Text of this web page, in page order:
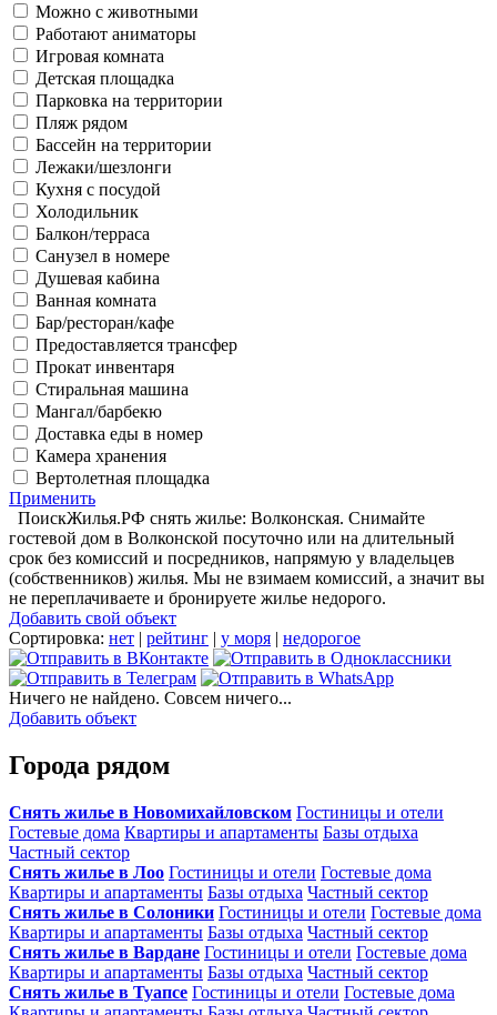
Можно с животными
Работают аниматоры
Игровая комната
Детская площадка
Парковка на территории
Пляж рядом
Бассейн на территории
Лежаки/шезлонги
Кухня с посудой
Холодильник
Балкон/терраса
Санузел в номере
Душевая кабина
Ванная комната
Бар/ресторан/кафе
Предоставляется трансфер
Прокат инвентаря
Стиральная машина
Мангал/барбекю
Доставка еды в номер
Камера хранения
Вертолетная площадка
Применить
ПоискЖилья.РФ снять жилье: Волконская. Снимайте
гостевой дом в Волконской посуточно или на длительный
срок без комиссий и посредников, напрямую у владельцев
(собственников) жилья. Мы не взимаем комиссий, а значит вы
не переплачиваете и бронируете жилье недорого.
Добавить свой объект
Сортировка: нет | рейтинг | у моря | недорогое
Ничего не найдено. Совсем ничего...
Добавить объект
Города рядом
Снять жилье в Новомихайловском Гостиницы и отели
Гостевые дома Квартиры и апартаменты Базы отдыха
Частный сектор
Снять жилье в Лоо Гостиницы и отели Гостевые дома
Квартиры и апартаменты Базы отдыха Частный сектор
Снять жилье в Солоники Гостиницы и отели Гостевые дома
Квартиры и апартаменты Базы отдыха Частный сектор
Снять жилье в Вардане Гостиницы и отели Гостевые дома
Квартиры и апартаменты Базы отдыха Частный сектор
Снять жилье в Туапсе Гостиницы и отели Гостевые дома